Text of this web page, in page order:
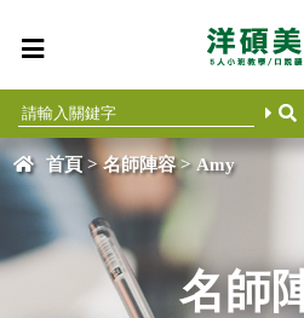
首頁 >名師陣容> Amy
名師